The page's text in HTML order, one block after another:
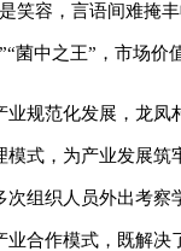
笑容，言语间难掩
菌中之王”，市场
规范化发展，龙
模式，为产业发展
组织人员外出考
合作模式，既解